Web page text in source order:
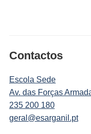
Contactos
Escola Sede
Av. das Forças
235 200 180
geral@esarganil.pt